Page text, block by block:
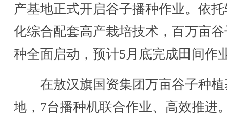
产基地正式开启谷子播种作业。依
化综合配套高产栽培技术，百万亩
种全面启动，预计5月底完成田间作
在敖汉旗国资集团万亩谷子种植
地，7台播种机联合作业、高效推进